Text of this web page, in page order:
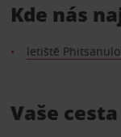
Kde nás
letiště
Vaše